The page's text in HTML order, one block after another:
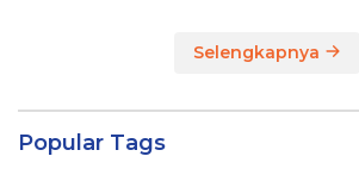
Selengkapnya
Popular Tags